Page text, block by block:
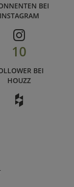
BEI
INSTAGRAM
10
BEI
HOUZZ